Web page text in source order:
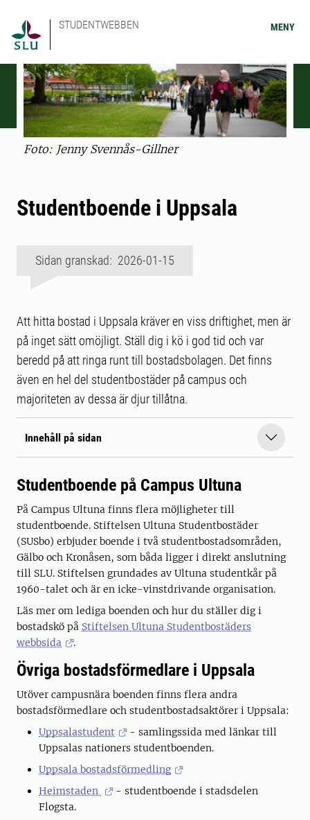
STUDENTWEBBEN MENY
Foto: Jenny Svennås-Gillner
Studentboende i Uppsala
Sidan granskad: 2026-01-15
Att hitta bostad i Uppsala kräver en viss driftighet, men är
på inget sätt omöjligt. Ställ dig i kö i god tid och var
beredd på att ringa runt till bostadsbolagen. Det finns
även en hel del studentbostäder på campus och
majoriteten av dessa är djur tillåtna.
Innehåll på sidan
Studentboende på Campus Ultuna
På Campus Ultuna finns flera möjligheter till
studentboende. Stiftelsen Ultuna Studentbostäder
(SUSbo) erbjuder boende i två studentbostadsområden,
Gälbo och Kronåsen, som båda ligger i direkt anslutning
till SLU. Stiftelsen grundades av Ultuna studentkår på
1960-talet och är en icke-vinstdrivande organisation.
Läs mer om lediga boenden och hur du ställer dig i
bostadskö på Stiftelsen Ultuna Studentbostäders
webbsida
.
Övriga bostadsförmedlare i Uppsala
Utöver campusnära boenden finns flera andra
bostadsförmedlare och studentbostadsaktörer i Uppsala:
Uppsalastudent
- samlingssida med länkar till
Uppsalas nationers studentboenden.
Uppsala bostadsförmedling
Heimstaden
- studentboende i stadsdelen
Flogsta.